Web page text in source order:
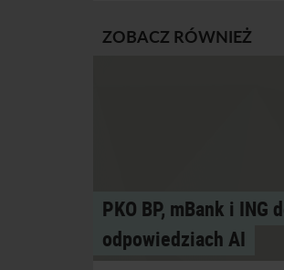
ZOBACZ RÓWNIEŻ
PKO BP, mBank i ING
odpowiedziach AI